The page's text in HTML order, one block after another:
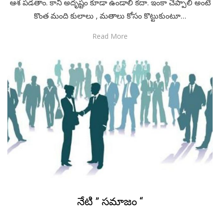
అవి మంచి, చెడు, పరువు. ఈ మూడు విషయాలు మీద తిరుగుతూ
మారదు.…
Read More